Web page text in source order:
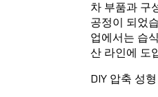
차 부품과 구
공정이 되었
업에서는 습
산 라인에 도
DIY 압축 성